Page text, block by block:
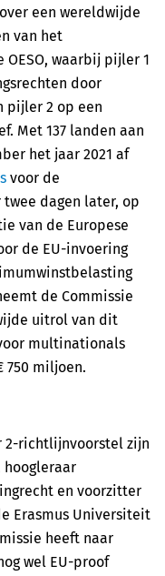
een wereldwijde
van het
OESO, waarbij pijler 1
door
pijler 2 op een
Met 137 landen aan
het jaar 2021 af
voor de
dagen later, op
van de Europese
de EU-invoering
de Commissie
uitrol van dit
multinationals
750 miljoen.
2-richtlijnvoorstel zijn
hoogleraar
en voorzitter
Erasmus Universiteit
heeft naar
wel EU-proof